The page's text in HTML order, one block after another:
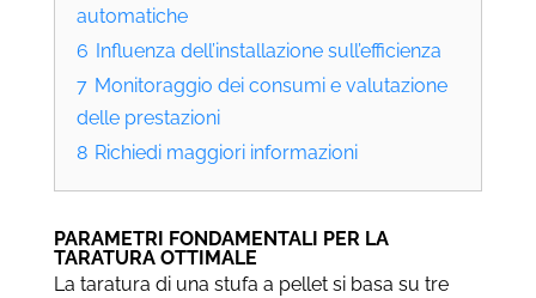
automatiche
6 Influenza dell’installazione sull’efficienza
7 Monitoraggio dei consumi e valutazione
delle prestazioni
8 Richiedi maggiori informazioni
PARAMETRI FONDAMENTALI PER LA
TARATURA OTTIMALE
La taratura di una stufa a pellet si basa su tre